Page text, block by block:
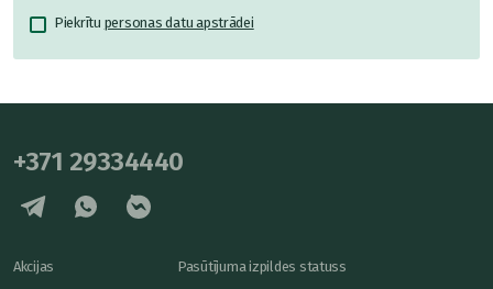
Piekrītu personas datu apstrādei
+371 29334440
Akcijas Pasūtījuma izpildes statuss